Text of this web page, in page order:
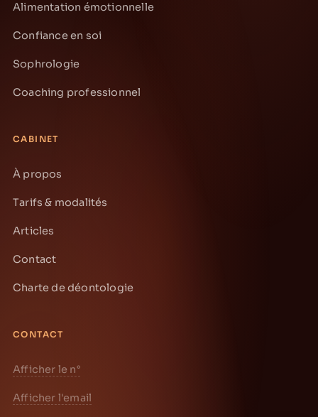
Alimentation émotionnelle
Confiance en soi
Sophrologie
Coaching professionnel
CABINET
À propos
Tarifs & modalités
Articles
Contact
Charte de déontologie
CONTACT
Afficher le n°
Afficher l'email